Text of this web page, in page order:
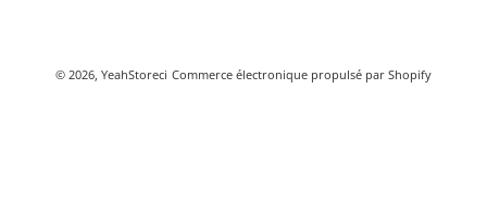
© 2026, YeahStoreci Commerce électronique propulsé par Shopify